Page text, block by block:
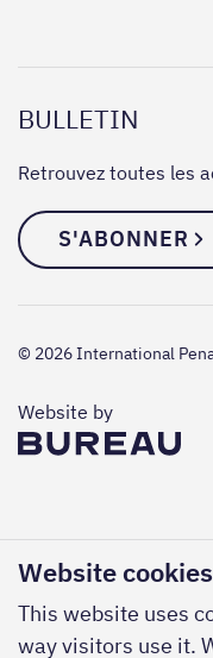
Website cookies
This website uses
way visitors use it.
BULLETIN
Retrouvez toutes les
S'ABONNER
© 2026 International
Website byThe Bureau